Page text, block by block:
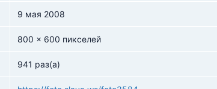
9 мая 2008
800 x 600 пикселей
941 раз(а)